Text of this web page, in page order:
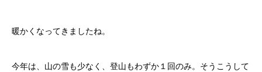
暖かくなってきましたね。
今年は、山の雪も少なく、登山もわずか１回のみ。そうこうして